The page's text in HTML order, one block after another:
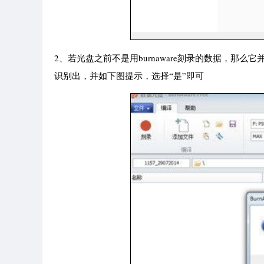
2、若光盘之前不是用burnaware刻录的数据，那么
识别出，并如下图提示，选择“是”即可